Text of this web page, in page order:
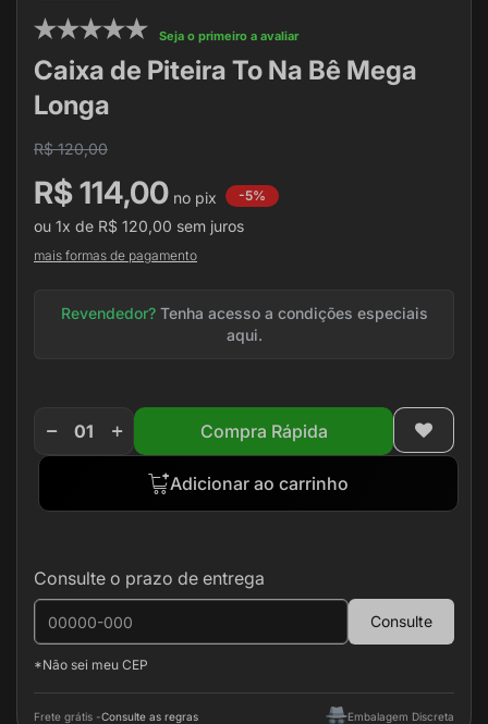
Seja o primeiro a avaliar
Caixa de Piteira To Na Bê Mega
Longa
R$ 120,00
R$ 114,00 -5%
ou 1x de R$ 120,00 sem juros
mais formas de pagamento
Revendedor?Tenha acesso a condições especiais
aqui.
Compra Rápida
Adicionar ao carrinho
Consulte o prazo de entrega
Consulte
*Não sei meu CEP
Frete grátis -Consulte as regras Embalagem Discreta
início
Galeria
imagens